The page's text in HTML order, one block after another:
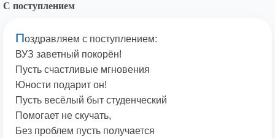
С поступлением
Поздравляем с поступлением:
ВУЗ заветный покорён!
Пусть счастливые мгновения
Юности подарит он!
Пусть весёлый быт студенческий
Помогает не скучать,
Без проблем пусть получается